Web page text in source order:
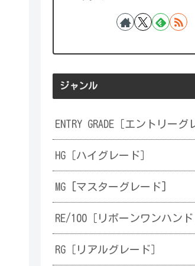
ジャンル
ENTRY GRADE［エントリーグ
HG［ハイグレード］
MG [マスターグレード]
RE/100［リボーンワンハンド
RG［リアルグレード］